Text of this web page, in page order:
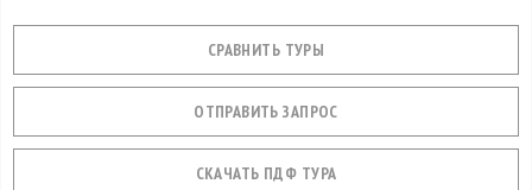
СРАВНИТЬ ТУРЫ
ОТПРАВИТЬ ЗАПРОС
СКАЧАТЬ ПДФ ТУРА